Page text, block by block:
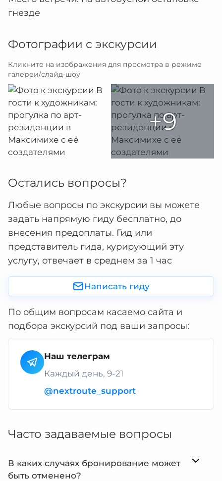
гнезде
Фотографии с экскурсии
Кликните на изображения для просмотра в режиме
галереи/слайд-шоу
+9
Остались вопросы?
Любые вопросы по экскурсии вы можете
задать напрямую гиду бесплатно, до
внесения предоплаты. Гид или
представитель гида, курирующий эту
услугу, отвечает в среднем за 1 час
Написать гиду
По общим вопросам касаемо сайта и
подбора экскурсий под ваши запросы:
Наш телеграм
Каждый день, 9-21
@nextroute_support
Часто задаваемые вопросы
В каких случаях бронирование может
быть отменено?